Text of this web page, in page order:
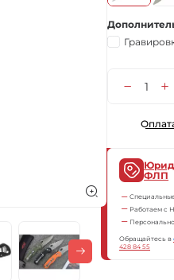
ФЛП
Работаем с
Обращайтесь в
428 84 55